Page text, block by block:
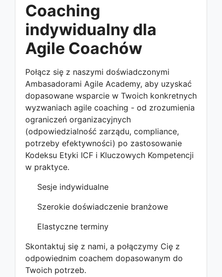
Coaching
indywidualny dla
Agile Coachów
Połącz się z naszymi doświadczonymi
Ambasadorami Agile Academy, aby uzyskać
dopasowane wsparcie w Twoich konkretnych
wyzwaniach agile coaching - od zrozumienia
ograniczeń organizacyjnych
(odpowiedzialność zarządu, compliance,
potrzeby efektywności) po zastosowanie
Kodeksu Etyki ICF i Kluczowych Kompetencji
w praktyce.
Sesje indywidualne
Szerokie doświadczenie branżowe
Elastyczne terminy
Skontaktuj się z nami, a połączymy Cię z
odpowiednim coachem dopasowanym do
Twoich potrzeb.